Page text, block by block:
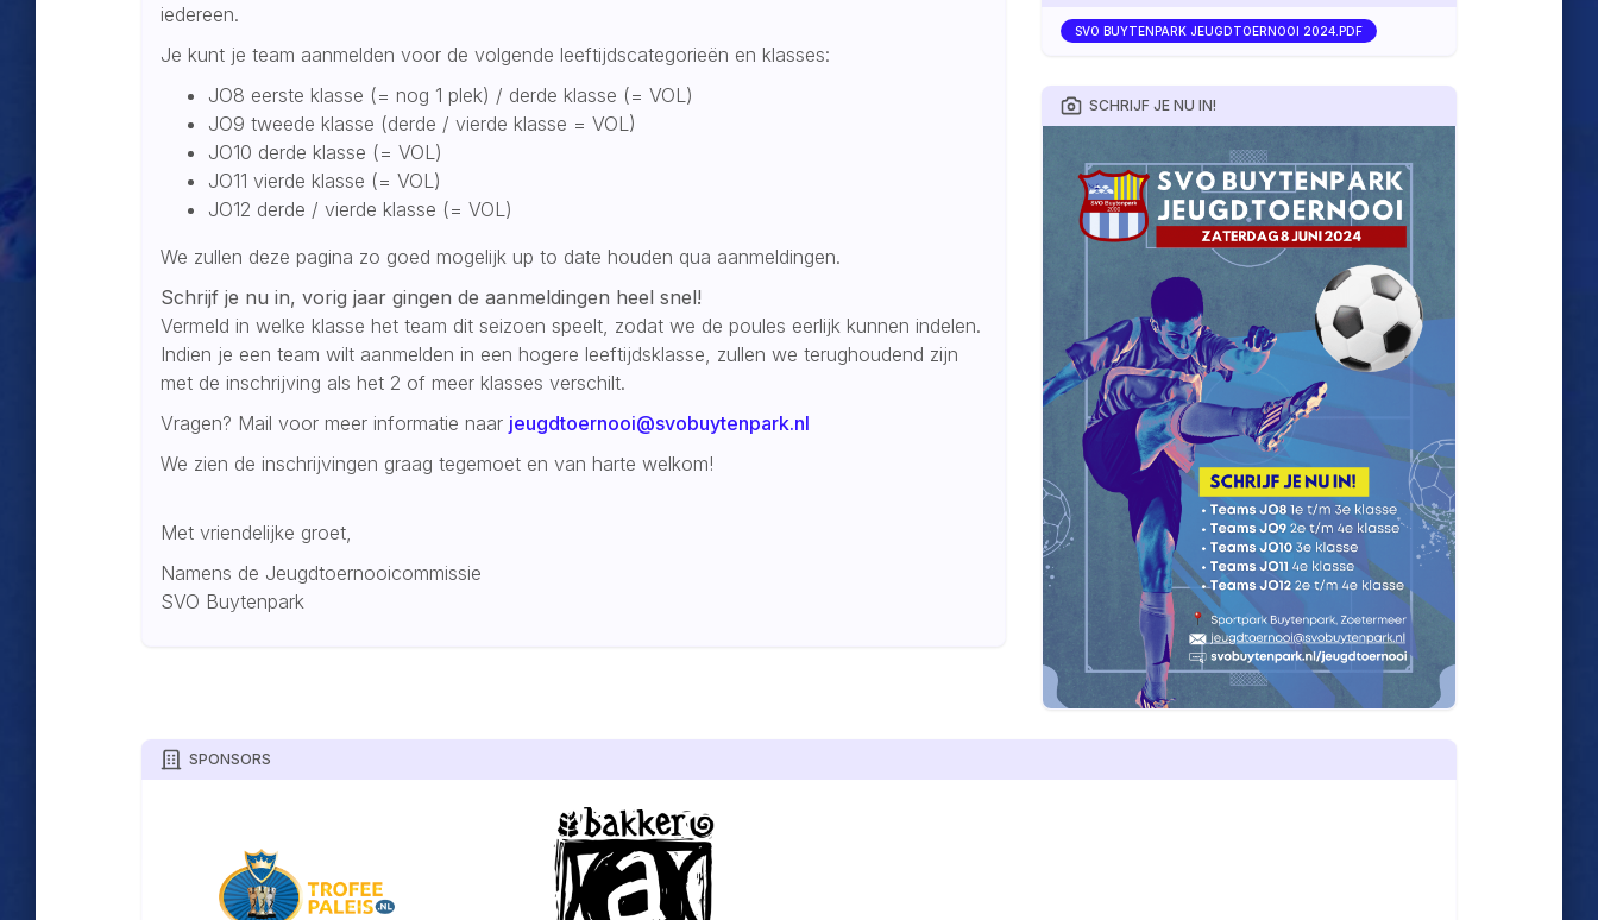
iedereen.
Je kunt je team aanmelden voor de volgende leeftijdscategorieën en klasses:
JO8 eerste klasse (= nog 1 plek) / derde klasse (= VOL)
JO9 tweede klasse (derde / vierde klasse = VOL)
JO10 derde klasse (= VOL)
JO11 vierde klasse (= VOL)
JO12 derde / vierde klasse (= VOL)
We zullen deze pagina zo goed mogelijk up to date houden qua aanmeldingen.
Schrijf je nu in, vorig jaar gingen de aanmeldingen heel snel!
Vermeld in welke klasse het team dit seizoen speelt, zodat we de poules eerlijk kunnen indelen.
Indien je een team wilt aanmelden in een hogere leeftijdsklasse, zullen we terughoudend zijn
met de inschrijving als het 2 of meer klasses verschilt.
Vragen? Mail voor meer informatie naar jeugdtoernooi@svobuytenpark.nl
We zien de inschrijvingen graag tegemoet en van harte welkom!
Met vriendelijke groet,
Namens de Jeugdtoernooicommissie
SVO Buytenpark
SVO BUYTENPARK JEUGDTOERNOOI 2024.PDF
SCHRIJF JE NU IN!
SPONSORS